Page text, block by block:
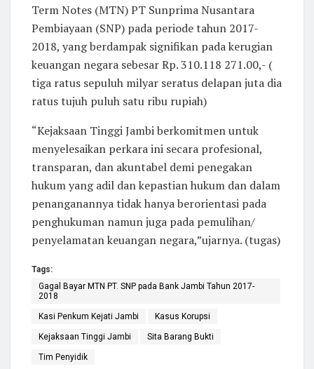
Term Notes (MTN) PT Sunprima Nusantara
Pembiayaan (SNP) pada periode tahun 2017-
2018, yang berdampak signifikan pada kerugian
keuangan negara sebesar Rp. 310.118 271.00,- (
tiga ratus sepuluh milyar seratus delapan juta dia
ratus tujuh puluh satu ribu rupiah)
“Kejaksaan Tinggi Jambi berkomitmen untuk
menyelesaikan perkara ini secara profesional,
transparan, dan akuntabel demi penegakan
hukum yang adil dan kepastian hukum dan dalam
penanganannya tidak hanya berorientasi pada
penghukuman namun juga pada pemulihan/
penyelamatan keuangan negara,”ujarnya. (tugas)
Tags:
Gagal Bayar MTN PT. SNP pada Bank Jambi Tahun 2017-
2018
Kasi Penkum Kejati Jambi Kasus Korupsi
Kejaksaan Tinggi Jambi Sita Barang Bukti
Tim Penyidik